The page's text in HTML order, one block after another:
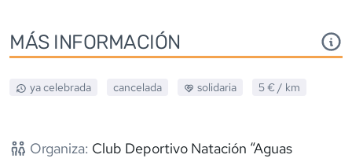
MÁS INFORMACIÓN
ya celebrada cancelada solidaria 5 € / km
Organiza: Club Deportivo Natación “Aguas